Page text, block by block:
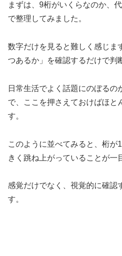
まずは、9桁がいくらなのか、
で整理してみました。
数字だけを見ると難しく感じま
つあるか」を確認するだけで判
日常生活でよく話題にのぼるの
で、ここを押さえておけばほと
す。
このように並べてみると、桁が
きく跳ね上がっていることが一
感覚だけでなく、視覚的に確認
す。